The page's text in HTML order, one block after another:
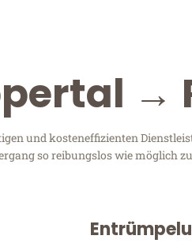
→
und kosteneffizienten
so reibungslos wie möglich